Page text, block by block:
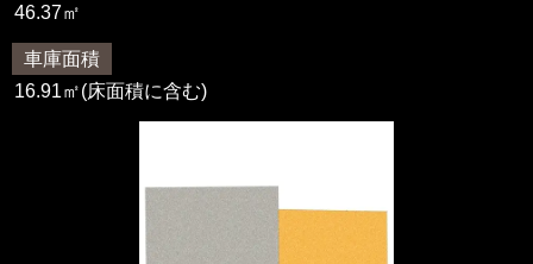
46.37㎡
車庫面積
16.91㎡(床面積に含む)